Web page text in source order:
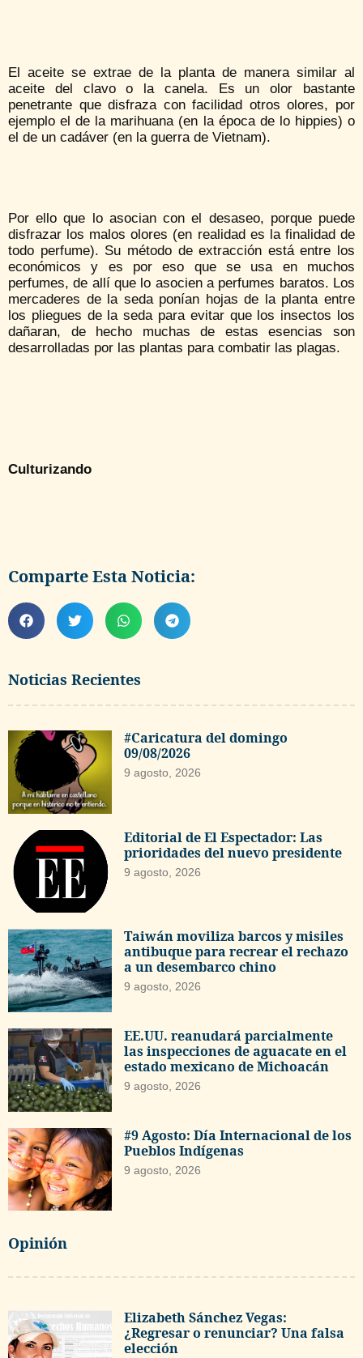
Noticias Recientes
#Caricatura del domingo
09/08/2026
9 agosto, 2026
Editorial de El Espectador: Las
prioridades del nuevo presidente
9 agosto, 2026
Taiwán moviliza barcos y misiles
antibuque para recrear el rechazo
a un desembarco chino
9 agosto, 2026
EE.UU. reanudará parcialmente
las inspecciones de aguacate en el
estado mexicano de Michoacán
9 agosto, 2026
#9 Agosto: Día Internacional de los
Pueblos Indígenas
9 agosto, 2026
Opinión
Elizabeth Sánchez Vegas:
¿Regresar o renunciar? Una falsa
elección
El aceite se extrae de la planta de manera similar al
aceite del clavo o la canela. Es un olor bastante
penetrante que disfraza con facilidad otros olores, por
ejemplo el de la marihuana (en la época de lo hippies) o
el de un cadáver (en la guerra de Vietnam).
Por ello que lo asocian con el desaseo, porque puede
disfrazar los malos olores (en realidad es la finalidad de
todo perfume). Su método de extracción está entre los
económicos y es por eso que se usa en muchos
perfumes, de allí que lo asocien a perfumes baratos. Los
mercaderes de la seda ponían hojas de la planta entre
los pliegues de la seda para evitar que los insectos los
dañaran, de hecho muchas de estas esencias son
desarrolladas por las plantas para combatir las plagas.
Culturizando
Comparte Esta Noticia: